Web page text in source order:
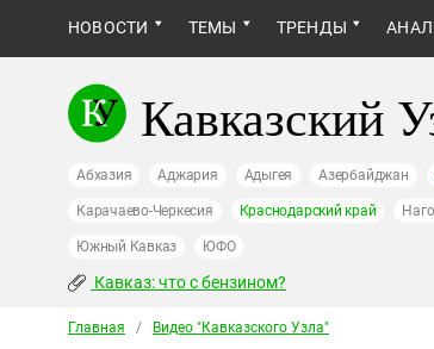
НОВОСТИ ТЕМЫ ТРЕНДЫ
Кавказский
Абхазия Аджария Адыгея Азербайджан
Карачаево-Черкесия Краснодарский край
Южный Кавказ ЮФО
Кавказ: что с бензином?
Главная / Видео "Кавказcкого Узла"